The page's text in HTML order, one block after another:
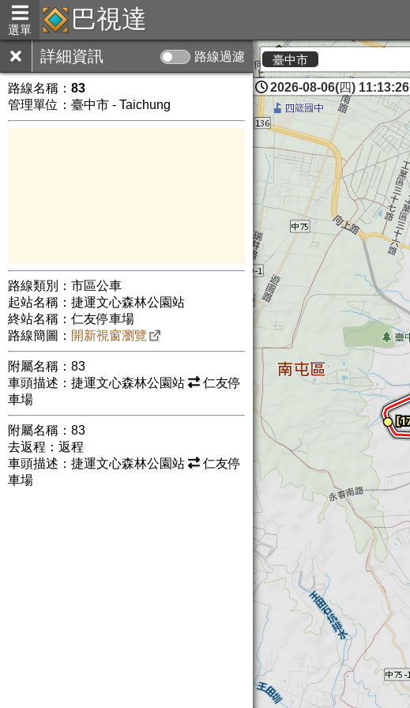
選單 巴視達
詳細資訊 路線過濾
路線名稱： 83
管理單位：臺中市 - Taichung
路線類別：市區公車
起站名稱：捷運文心森林公園站
終站名稱：仁友停車場
路線簡圖： 開新視窗瀏覽
附屬名稱：83
車頭描述：捷運文心森林公園站
仁友停
車場
附屬名稱：83
去返程：返程
車頭描述：捷運文心森林公園站
仁友停
車場
臺中市
2026-08-06(四) 11:13:27